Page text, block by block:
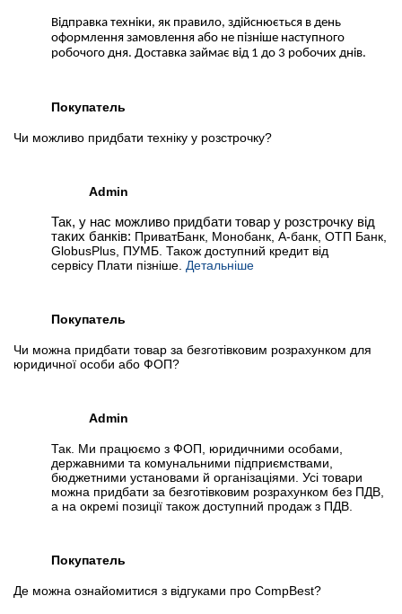
Відправка техніки, як правило, здійснюється в день
оформлення замовлення або не пізніше наступного
робочого дня. Доставка займає від 1 до 3 робочих днів.
Покупатель
Чи можливо придбати техніку у розстрочку?
Admin
Так, у нас можливо придбати товар у розстрочку від
таких банків: ПриватБанк, Монобанк, А-банк, ОТП Банк,
GlobusPlus, ПУМБ. Також доступний кредит від
сервісу Плати пізніше. Детальніше
Покупатель
Чи можна придбати товар за безготівковим розрахунком для
юридичної особи або ФОП?
Admin
Так. Ми працюємо з ФОП, юридичними особами,
державними та комунальними підприємствами,
бюджетними установами й організаціями. Усі товари
можна придбати за безготівковим розрахунком без ПДВ,
а на окремі позиції також доступний продаж з ПДВ.
Покупатель
Де можна ознайомитися з відгуками про CompBest?